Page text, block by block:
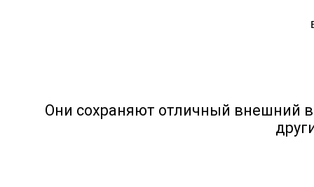
Они сохраняют отличный внешний